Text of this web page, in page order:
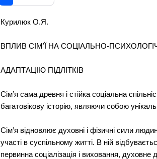
Курилюк О.Я.
ВПЛИВ СІМ’Ї НА СОЦІАЛЬНО-
АДАПТАЦІЮ ПІДЛІТКІВ
Сім’я сама древня і стійка соціальна
багатовікову історію, являючи собою
Сім’я відновлює духовні і фізичні сили
участі в суспільному житті. В ній
первинна соціалізація і виховання, духовне